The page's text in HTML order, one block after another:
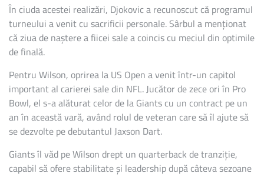
În ciuda acestei realizări, Djokovic a recunoscut că programul
turneului a venit cu sacrificii personale. Sârbul a menționat
că ziua de naștere a fiicei sale a coincis cu meciul din optimile
de finală.
Pentru Wilson, oprirea la US Open a venit într-un capitol
important al carierei sale din NFL. Jucător de zece ori în Pro
Bowl, el s-a alăturat celor de la Giants cu un contract pe un
an în această vară, având rolul de veteran care să îl ajute să
se dezvolte pe debutantul Jaxson Dart.
Giants îl văd pe Wilson drept un quarterback de tranziție,
capabil să ofere stabilitate și leadership după câteva sezoane